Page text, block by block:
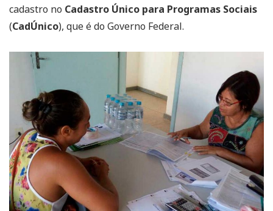
cadastro no Cadastro Único para Programas Sociais
(CadÚnico), que é do Governo Federal.